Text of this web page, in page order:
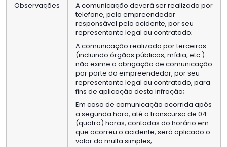
Observações
A comunicação deverá ser realizada por
telefone, pelo empreendedor
responsável pelo acidente, por seu
representante legal ou contratado;
A comunicação realizada por terceiros
(incluindo órgãos públicos, mídia, etc.)
não exime a obrigação de comunicação
por parte do empreendedor, por seu
representante legal ou contratado, para
fins de aplicação desta infração;
Em caso de comunicação ocorrida após
a segunda hora, até o transcurso de 04
(quatro) horas, contadas do horário em
que ocorreu o acidente, será aplicado o
valor da multa simples;